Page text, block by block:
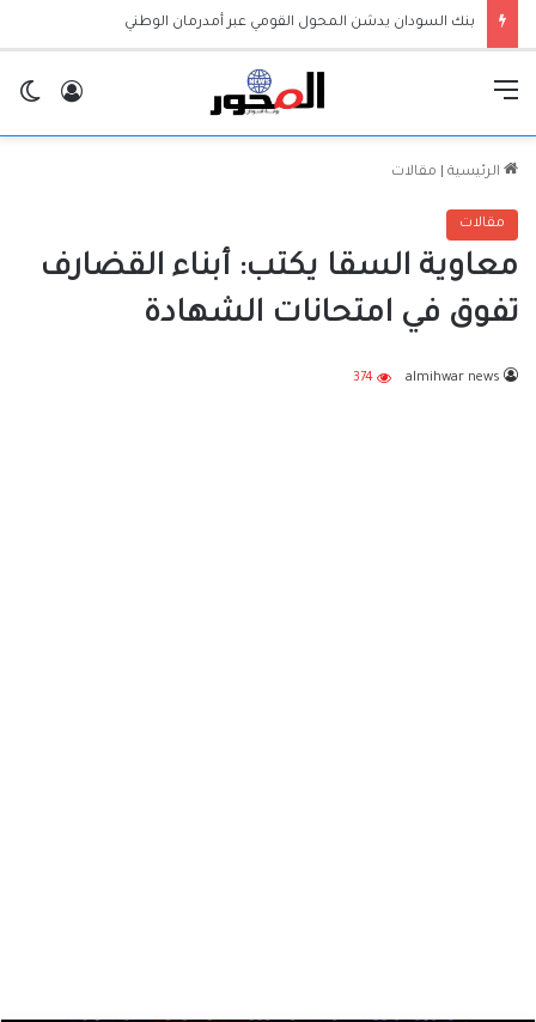
بنك السودان يدشن المحول القومي عبر أمدرمان الوطني
الرئيسية مقالات
مقالات
معاوية السقا يكتب: أبناء القضارف
تفوق في امتحانات الشهادة
almihwar news
374